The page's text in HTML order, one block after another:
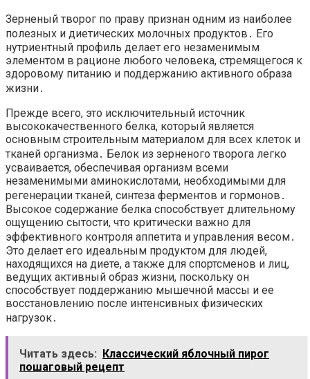
Зерненый творог по праву признан одним из наиболее
полезных и диетических молочных продуктов․ Его
нутриентный профиль делает его незаменимым
элементом в рационе любого человека, стремящегося к
здоровому питанию и поддержанию активного образа
жизни․
Прежде всего, это исключительный источник
высококачественного белка, который является
основным строительным материалом для всех клеток и
тканей организма․ Белок из зерненого творога легко
усваивается, обеспечивая организм всеми
незаменимыми аминокислотами, необходимыми для
регенерации тканей, синтеза ферментов и гормонов․
Высокое содержание белка способствует длительному
ощущению сытости, что критически важно для
эффективного контроля аппетита и управления весом․
Это делает его идеальным продуктом для людей,
находящихся на диете, а также для спортсменов и лиц,
ведущих активный образ жизни, поскольку он
способствует поддержанию мышечной массы и ее
восстановлению после интенсивных физических
нагрузок․
Читать здесь:
Классический яблочный пирог
пошаговый рецепт